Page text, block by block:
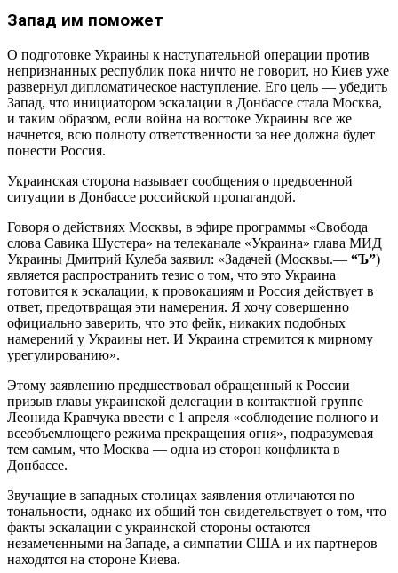
Запад им поможет
О подготовке Украины к наступательной операции против
непризнанных республик пока ничто не говорит, но Киев уже
развернул дипломатическое наступление. Его цель — убедить
Запад, что инициатором эскалации в Донбассе стала Москва,
и таким образом, если война на востоке Украины все же
начнется, всю полноту ответственности за нее должна будет
понести Россия.
Украинская сторона называет сообщения о предвоенной
ситуации в Донбассе российской пропагандой.
Говоря о действиях Москвы, в эфире программы «Свобода
слова Савика Шустера» на телеканале «Украина» глава МИД
Украины Дмитрий Кулеба заявил: «Задачей (Москвы.— “Ъ”)
является распространить тезис о том, что это Украина
готовится к эскалации, к провокациям и Россия действует в
ответ, предотвращая эти намерения. Я хочу совершенно
официально заверить, что это фейк, никаких подобных
намерений у Украины нет. И Украина стремится к мирному
урегулированию».
Этому заявлению предшествовал обращенный к России
призыв главы украинской делегации в контактной группе
Леонида Кравчука ввести с 1 апреля «соблюдение полного и
всеобъемлющего режима прекращения огня», подразумевая
тем самым, что Москва — одна из сторон конфликта в
Донбассе.
Звучащие в западных столицах заявления отличаются по
тональности, однако их общий тон свидетельствует о том, что
факты эскалации с украинской стороны остаются
незамеченными на Западе, а симпатии США и их партнеров
находятся на стороне Киева.